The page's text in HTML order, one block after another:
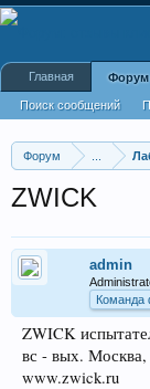
Форум
ZWICK
admin
Команда
ZWICK
вс - вых. Москва,
www.zwick.ru
Главная Форум
Поиск сообщений